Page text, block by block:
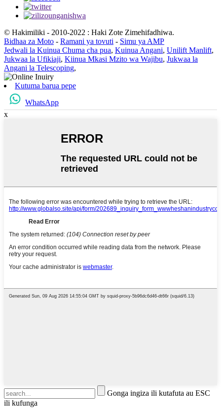
© Hakimiliki - 2010-2022 : Haki Zote Zimehifadhiwa.
Bidhaa za Moto - Ramani ya tovuti - Simu ya AMP
Jedwali la Kuinua Chuma cha pua, Kuinua Angani, Unilift Manlift,
Jukwaa la Ufikiaji, Kiinua Mkasi Mzito wa Wajibu, Jukwaa la
Angani la Telescoping,
Kutuma barua pepe
WhatsApp
x
Gonga ingiza ili kutafuta au ESC
ili kufunga